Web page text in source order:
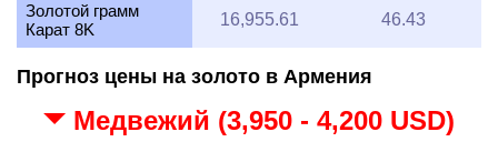
Золотой грамм
Карат 8K
16,955.61 46.43
Прогноз цены на золото в Армения
Медвежий (3,950 - 4,200 USD)